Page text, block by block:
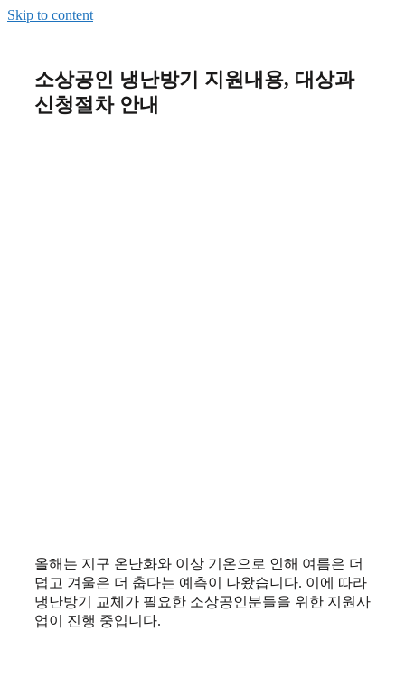
Skip to content
소상공인 냉난방기 지원내용, 대상과
신청절차 안내
올해는 지구 온난화와 이상 기온으로 인해 여름은 더
덥고 겨울은 더 춥다는 예측이 나왔습니다. 이에 따라
냉난방기 교체가 필요한 소상공인분들을 위한 지원사
업이 진행 중입니다.